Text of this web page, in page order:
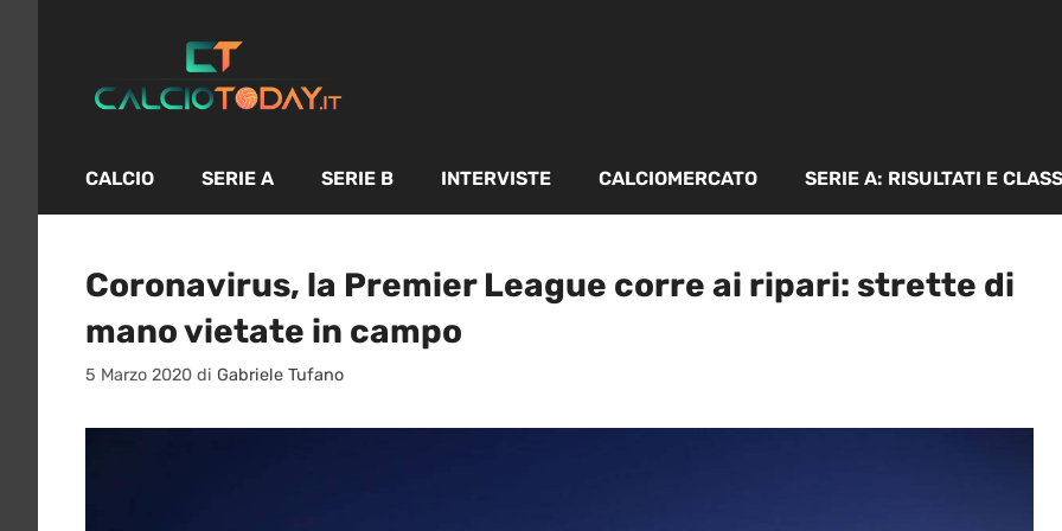
contenuto
CALCIO SERIE A SERIE B INTERVISTE CALCIOMERCATO SERIE A: RISULTATI E
Coronavirus, la Premier League corre ai ripari: strette di
mano vietate in campo
5 Marzo 2020 di Gabriele Tufano